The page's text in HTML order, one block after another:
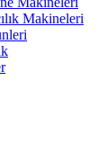
Makineleri